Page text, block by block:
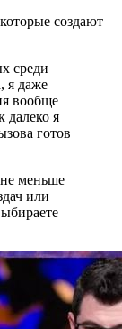
создают
среди
я даже
вообще
далеко я
готов
меньше
или